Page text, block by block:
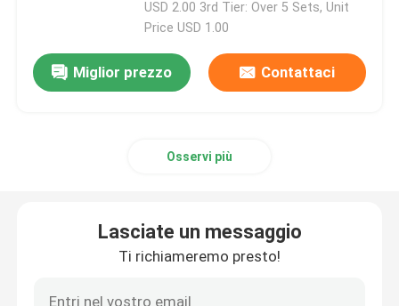
USD 2.00 3rd Tier: Over 5 Sets, Unit
Price USD 1.00
Miglior prezzo Contattaci
Osservi più
Lasciate un messaggio
Ti richiameremo presto!